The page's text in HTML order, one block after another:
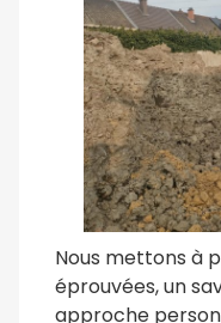
Nous mettons à
éprouvées, un
approche